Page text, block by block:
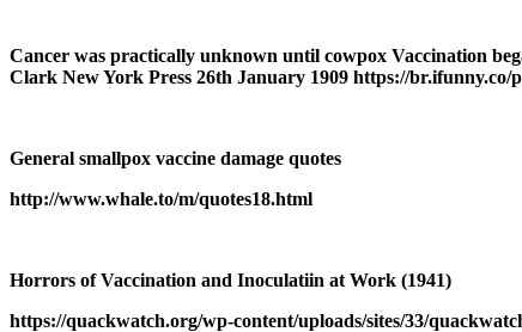
Cancer was practically unknown until cowpox Vaccination
Clark New York Press 26th January 1909 https://
General smallpox vaccine damage quotes
http://www.whale.to/m/quotes18.html
Horrors of Vaccination and Inoculatiin at Work (1941)
https://quackwatch.org/wp-content/uploads/sites/33/